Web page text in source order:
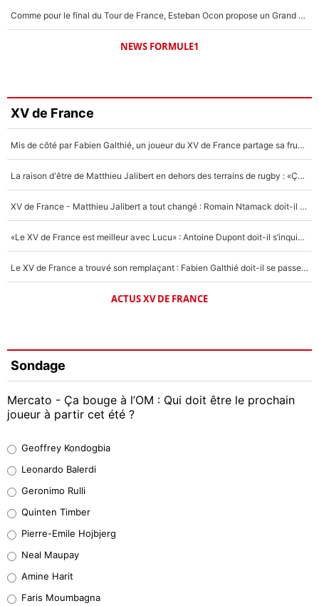
Comme pour le final du Tour de France, Esteban Ocon propose un Grand Prix de Formule 1 à Paris : «Autour de l’Arc de Triomphe, ce serait génial» !
NEWS FORMULE1
XV de France
Mis de côté par Fabien Galthié, un joueur du XV de France partage sa frustration : «ils ne me l’ont pas dit tout de suite»
La raison d'être de Matthieu Jalibert en dehors des terrains de rugby : «Ça m'atteint autant que si tu touches à un membre de ma famille»
XV de France - Matthieu Jalibert a tout changé : Romain Ntamack doit-il s’inquiéter pour sa place à un an de la Coupe du monde ?
«Le XV de France est meilleur avec Lucu» : Antoine Dupont doit-il s’inquiéter pour sa place ?
Le XV de France a trouvé son remplaçant : Fabien Galthié doit-il se passer d'Antoine Dupont ?
ACTUS XV DE FRANCE
Sondage
Mercato - Ça bouge à l’OM : Qui doit être le prochain
joueur à partir cet été ?
38%
32%
5%
1%
Geoffrey Kondogbia
Leonardo Balerdi
Geronimo Rulli
Quinten Timber
Pierre-Emile Hojbjerg
Neal Maupay
Amine Harit
Faris Moumbagna